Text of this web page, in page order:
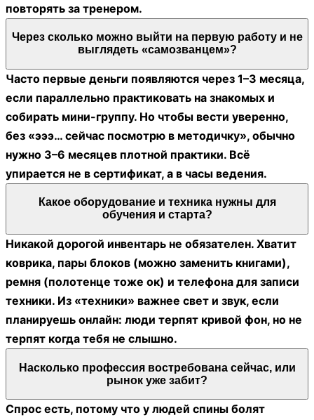
повторять за тренером.
Через сколько можно выйти на первую работу и не
выглядеть «самозванцем»?
Часто первые деньги появляются через 1–3 месяца,
если параллельно практиковать на знакомых и
собирать мини-группу. Но чтобы вести уверенно,
без «эээ… сейчас посмотрю в методичку», обычно
нужно 3–6 месяцев плотной практики. Всё
упирается не в сертификат, а в часы ведения.
Какое оборудование и техника нужны для
обучения и старта?
Никакой дорогой инвентарь не обязателен. Хватит
коврика, пары блоков (можно заменить книгами),
ремня (полотенце тоже ок) и телефона для записи
техники. Из «техники» важнее свет и звук, если
планируешь онлайн: люди терпят кривой фон, но не
терпят когда тебя не слышно.
Насколько профессия востребована сейчас, или
рынок уже забит?
Спрос есть, потому что у людей спины болят